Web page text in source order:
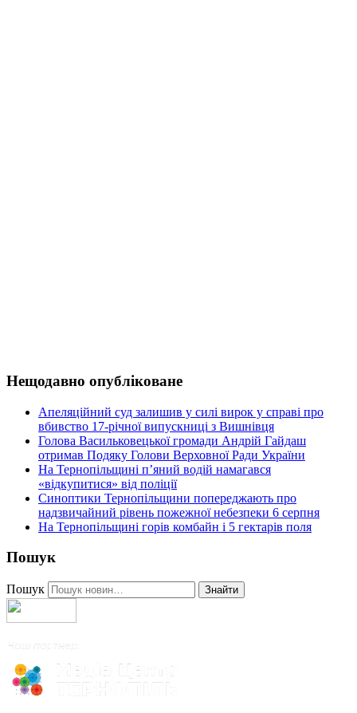
Нещодавно опубліковане
Апеляційний суд залишив у силі вирок у справі про
вбивство 17-річної випускниці з Вишнівця
Голова Васильковецької громади Андрій Гайдаш
отримав Подяку Голови Верховної Ради України
На Тернопільщині п’яний водій намагався
«відкупитися» від поліції
Синоптики Тернопільщини попереджають про
надзвичайний рівень пожежної небезпеки 6 серпня
На Тернопільщині горів комбайн і 5 гектарів поля
Пошук
Пошук Знайти